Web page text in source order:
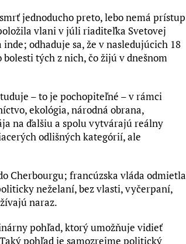
jednoducho preto, lebo nemá prístup
vlani v júli riaditeľka Svetovej
odhaduje sa, že v nasledujúcich 18
tých z nich, čo žijú v dnešnom
– to je pochopiteľné – v rámci
ekológia, národná obrana,
na ďalšiu a spolu vytvárajú reálny
odlišných kategórií, ale
Cherbourgu; francúzska vláda odmietla
neželaní, bez vlasti, vyčerpaní,
naraz.
pohľad, ktorý umožňuje vidieť
pohľad je samozrejme politický